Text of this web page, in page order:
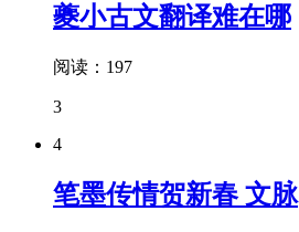
夔小古文翻译难在哪
阅读：197
3
4
笔墨传情贺新春 文脉